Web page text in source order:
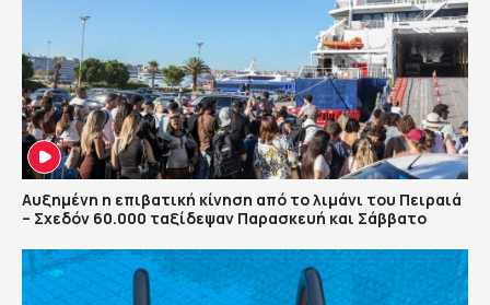
Αυξημένη η επιβατική κίνηση από το λιμάνι του Πειραιά
– Σχεδόν 60.000 ταξίδεψαν Παρασκευή και Σάββατο